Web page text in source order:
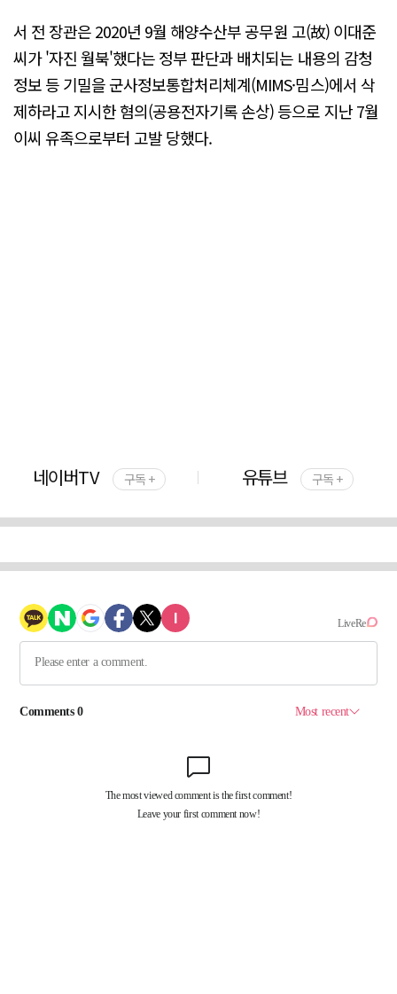
서 전 장관은 2020년 9월 해양수산부 공무원 고(故) 이대준
씨가 '자진 월북'했다는 정부 판단과 배치되는 내용의 감청
정보 등 기밀을 군사정보통합처리체계(MIMS·밈스)에서 삭
제하라고 지시한 혐의(공용전자기록 손상) 등으로 지난 7월
이씨 유족으로부터 고발 당했다.
네이버TV 구독 + 유튜브 구독 +